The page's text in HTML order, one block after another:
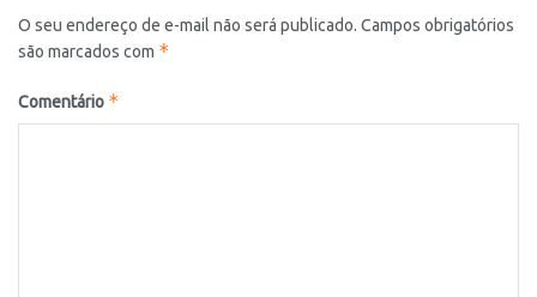
O seu endereço de e-mail não será publicado. Campos obrigatórios
são marcados com *
Comentário *